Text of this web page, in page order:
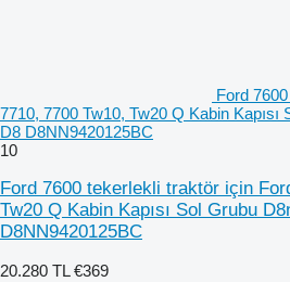
Ford
7710, 7700 Tw10, Tw20 Q Kabin Kapısı
D8 D8NN9420125BC
10
Ford 7600 tekerlekli traktör için
Tw20 Q Kabin Kapısı Sol Grubu
D8NN9420125BC
20.280 TL €369